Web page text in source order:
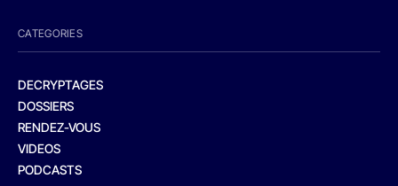
CATEGORIES
DECRYPTAGES
DOSSIERS
RENDEZ-VOUS
VIDEOS
PODCASTS